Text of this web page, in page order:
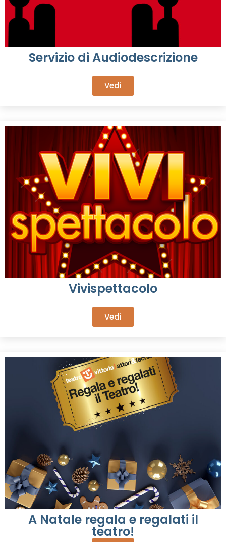
Servizio di Audiodescrizione
Vedi
Vivispettacolo
Vedi
A Natale regala e regalati il
teatro!